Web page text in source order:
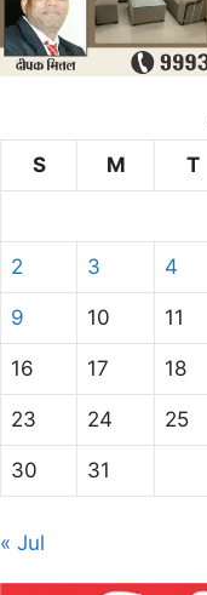
S
M T
2 3 4
9 10 11
16 17 18
23 24 25
30 31
« Jul